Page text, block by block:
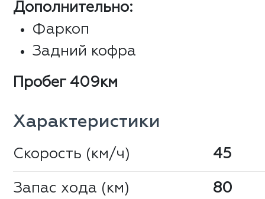
Дополнительно:
Фаркоп
Задний кофра
Пробег 409км
Характеристики
Скорость (км/ч) 45
Запас хода (км) 80